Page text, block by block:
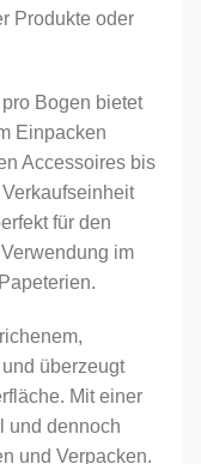
Produkte oder
Bogen bietet
Einpacken
Accessoires bis
für den
im
überzeugt
Mit einer
und dennoch
und Verpacken.